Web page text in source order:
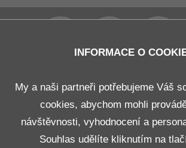
Obchodní podmínky
Doprava a platba
Odstoupení od smlouvy
INFORMACE O
My a naši partneři potřebujeme Váš
cookies, abychom mohli
návštěvnosti, vyhodnocení a
Souhlas udělíte kliknutím na